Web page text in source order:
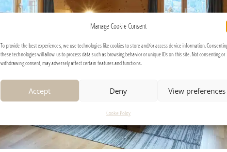
Manage Cookie Consent
To provide the best experiences, we use technologies like cookies to store and/or access device information.
these technologies will allow us to process data such as browsing behavior or unique IDs on this site. Not consenting or
withdrawing consent, may adversely affect certain features and functions.
Accept Deny View preferences
Cookie Policy